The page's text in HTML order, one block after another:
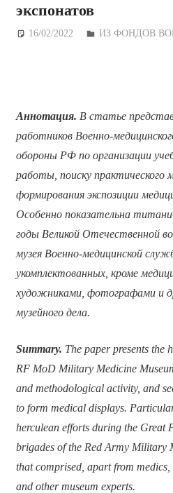
экспонатов
16/02/2022 Дежурный по
ИЗ ФОНДОВ
Аннотация. В статье
работников Военно-
обороны РФ по организации
работы, поиску практического
формирования экспозиции
Особенно показательна
годы Великой Отечественной
музея Военно-медицинской
укомплектованных, кроме
художниками, фотографами и
музейного дела.
Summary. The paper presents the
RF MoD Military Medicine
and methodological activity, and
to form medical displays.
herculean efforts during the Great
brigades of the Red Army Military
that comprised, apart from medics,
and other museum experts.